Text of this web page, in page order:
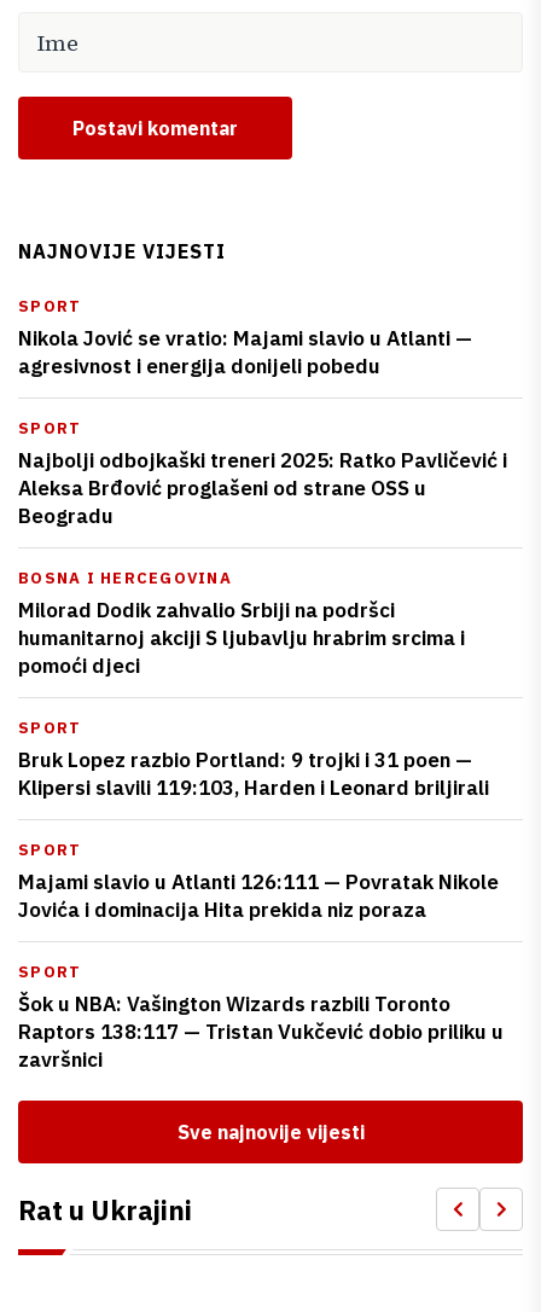
Postavi komentar
NAJNOVIJE VIJESTI
SPORT
Nikola Jović se vratio: Majami slavio u Atlanti —
agresivnost i energija donijeli pobedu
SPORT
Najbolji odbojkaški treneri 2025: Ratko Pavličević i
Aleksa Brđović proglašeni od strane OSS u
Beogradu
BOSNA I HERCEGOVINA
Milorad Dodik zahvalio Srbiji na podršci
humanitarnoj akciji S ljubavlju hrabrim srcima i
pomoći djeci
SPORT
Bruk Lopez razbio Portland: 9 trojki i 31 poen —
Klipersi slavili 119:103, Harden i Leonard briljirali
SPORT
Majami slavio u Atlanti 126:111 — Povratak Nikole
Jovića i dominacija Hita prekida niz poraza
SPORT
Šok u NBA: Vašington Wizards razbili Toronto
Raptors 138:117 — Tristan Vukčević dobio priliku u
završnici
Sve najnovije vijesti
Rat u Ukrajini